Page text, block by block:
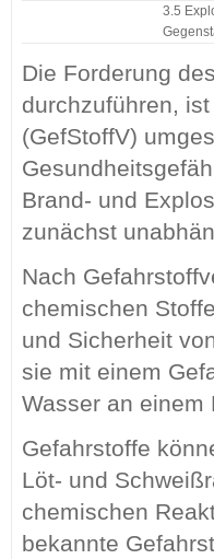
3.5
Die Forderung
durchzuführen,
(GefStoffV)
Brand- und
zunächst
Nach
chemischen
und Sicherheit
sie mit einem
Wasser an einem
Gefahrstoffe
Löt- und
chemischen
bekannte